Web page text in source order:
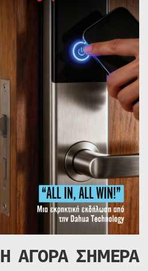
Η ΑΓΟΡΑ ΣΗΜΕΡΑ